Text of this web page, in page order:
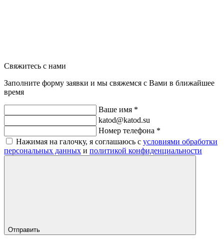
Свяжитесь с нами
Заполните форму заявки и мы свяжемся с Вами в ближайшее
время
Ваше имя *
katod@katod.su
Номер телефона *
Нажимая на галочку, я соглашаюсь с условиями обработки
персональных данных и политикой конфиденциальности
Отправить